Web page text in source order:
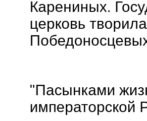
Карениных.
церковь
"Пасынками
императорской